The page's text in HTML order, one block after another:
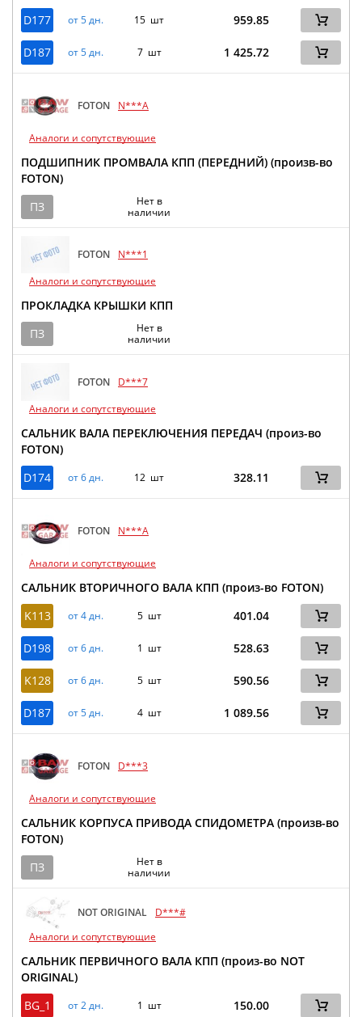
D177
от 5 дн. 15 шт 959.85
D187 от 5 дн. 7 шт 1 425.72
FOTON N***A
Аналоги и сопутствующие
ПОДШИПНИК ПРОМВАЛА КПП (ПЕРЕДНИЙ) (произв-во
FOTON)
ПЗ
Нет в
наличии
FOTON
N***1
Аналоги и сопутствующие
ПРОКЛАДКА КРЫШКИ КПП
ПЗ
Нет в
наличии
FOTON
D***7
Аналоги и сопутствующие
САЛЬНИК ВАЛА ПЕРЕКЛЮЧЕНИЯ ПЕРЕДАЧ (произ-во
FOTON)
D174
от 6 дн. 12 шт 328.11
FOTON N***A
Аналоги и сопутствующие
САЛЬНИК ВТОРИЧНОГО ВАЛА КПП (произ-во FOTON)
K113
от 4 дн. 5 шт 401.04
D198 от 6 дн. 1 шт 528.63
K128 от 6 дн. 5 шт 590.56
D187 от 5 дн. 4 шт 1 089.56
FOTON D***3
Аналоги и сопутствующие
САЛЬНИК КОРПУСА ПРИВОДА СПИДОМЕТРА (произв-во
FOTON)
ПЗ
Нет в
наличии
NOT ORIGINAL
D***#
Аналоги и сопутствующие
САЛЬНИК ПЕРВИЧНОГО ВАЛА КПП (произ-во NOT
ORIGINAL)
BG_1
от 2 дн. 1 шт 150.00